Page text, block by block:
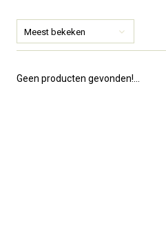
Meest bekeken
Geen producten gevonden!...